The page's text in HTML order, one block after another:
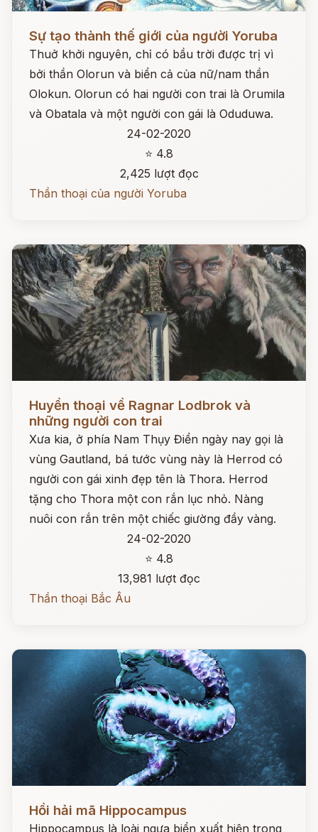
Sự tạo thành thế giới của người Yoruba
Thuở khởi nguyên, chỉ có bầu trời được trị vì
bởi thần Olorun và biển cả của nữ/nam thần
Olokun. Olorun có hai người con trai là Orumila
và Obatala và một người con gái là Oduduwa.
24-02-2020
⭐ 4.8
2,425 lượt đọc
Thần thoại của người Yoruba
Đọc ngay
Huyền thoại về Ragnar Lodbrok và
những người con trai
Xưa kia, ở phía Nam Thụy Điển ngày nay gọi là
vùng Gautland, bá tước vùng này là Herrod có
người con gái xinh đẹp tên là Thora. Herrod
tặng cho Thora một con rắn lục nhỏ. Nàng
nuôi con rắn trên một chiếc giường đầy vàng.
24-02-2020
⭐ 4.8
13,981 lượt đọc
Thần thoại Bắc Âu
Đọc ngay
Hồi hải mã Hippocampus
Hippocampus là loài ngựa biển xuất hiện trong